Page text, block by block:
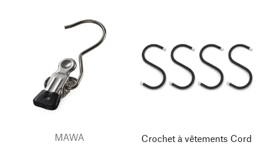
MAWA
Crochet à vêtements Cord